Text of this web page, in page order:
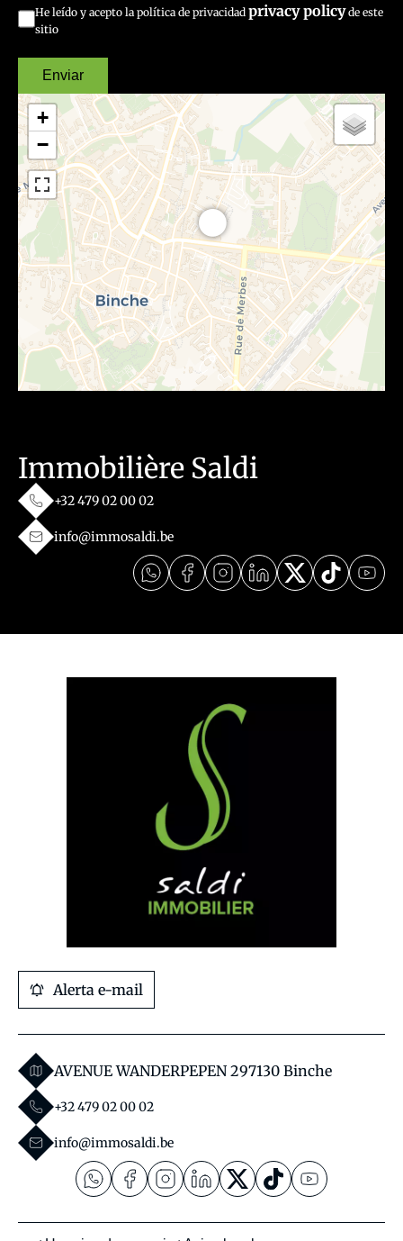
He leído y acepto la política de privacidad privacy policyde este
sitio
Enviar
+
−
Immobilière Saldi
+32 479 02 00 02
info@immosaldi.be
Alerta e-mail
AVENUE WANDERPEPEN 297130 Binche
+32 479 02 00 02
info@immosaldi.be